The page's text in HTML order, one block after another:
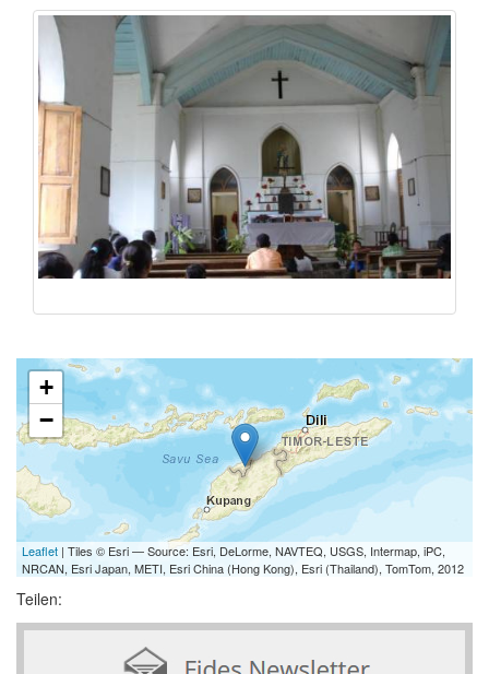
+
−
Leaflet | Tiles © Esri — Source: Esri, DeLorme, NAVTEQ, USGS, Intermap, iPC,
NRCAN, Esri Japan, METI, Esri China (Hong Kong), Esri (Thailand), TomTom, 2012
Teilen: